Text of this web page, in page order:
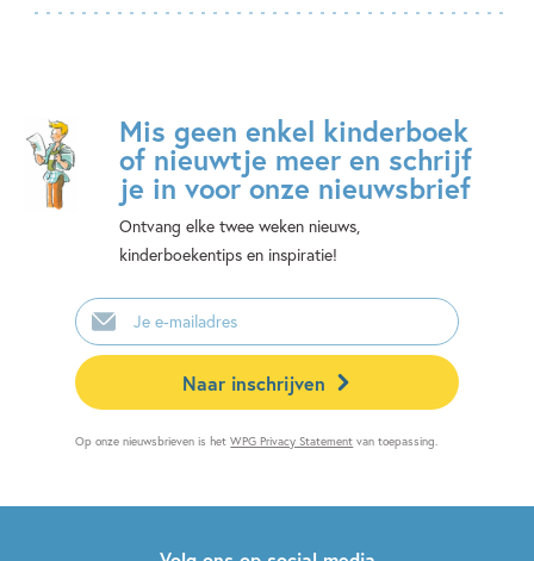
Mis geen enkel kinderboek
of nieuwtje meer en schrijf
je in voor onze nieuwsbrief
Ontvang elke twee weken nieuws,
kinderboekentips en inspiratie!
E-
mailadres
Naar inschrijven
Op onze nieuwsbrieven is hetWPG Privacy Statement van toepassing.